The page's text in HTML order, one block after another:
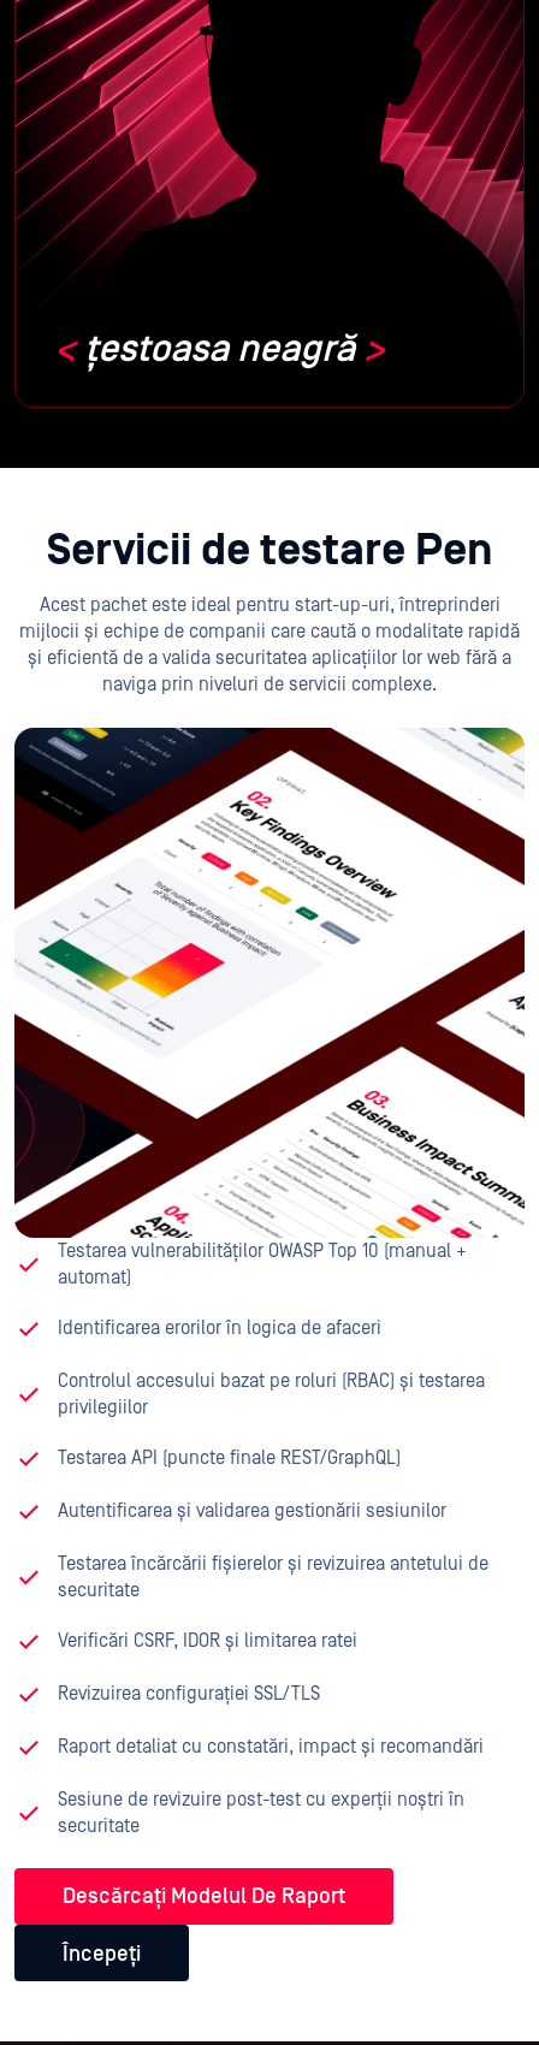
țestoasa neagră
Servicii de testare Pen
Acest pachet este ideal pentru start-up-uri, întreprinderi
mijlocii și echipe de companii care caută o modalitate rapidă
și eficientă de a valida securitatea aplicațiilor lor web fără a
naviga prin niveluri de servicii complexe.
Testarea vulnerabilităților OWASP Top 10 (manual +
automat)
Identificarea erorilor în logica de afaceri
Controlul accesului bazat pe roluri (RBAC) și testarea
privilegiilor
Testarea API (puncte finale REST/GraphQL)
Autentificarea și validarea gestionării sesiunilor
Testarea încărcării fișierelor și revizuirea antetului de
securitate
Verificări CSRF, IDOR și limitarea ratei
Revizuirea configurației SSL/TLS
Raport detaliat cu constatări, impact și recomandări
Sesiune de revizuire post-test cu experții noștri în
securitate
Descărcați Modelul De Raport
Începeți